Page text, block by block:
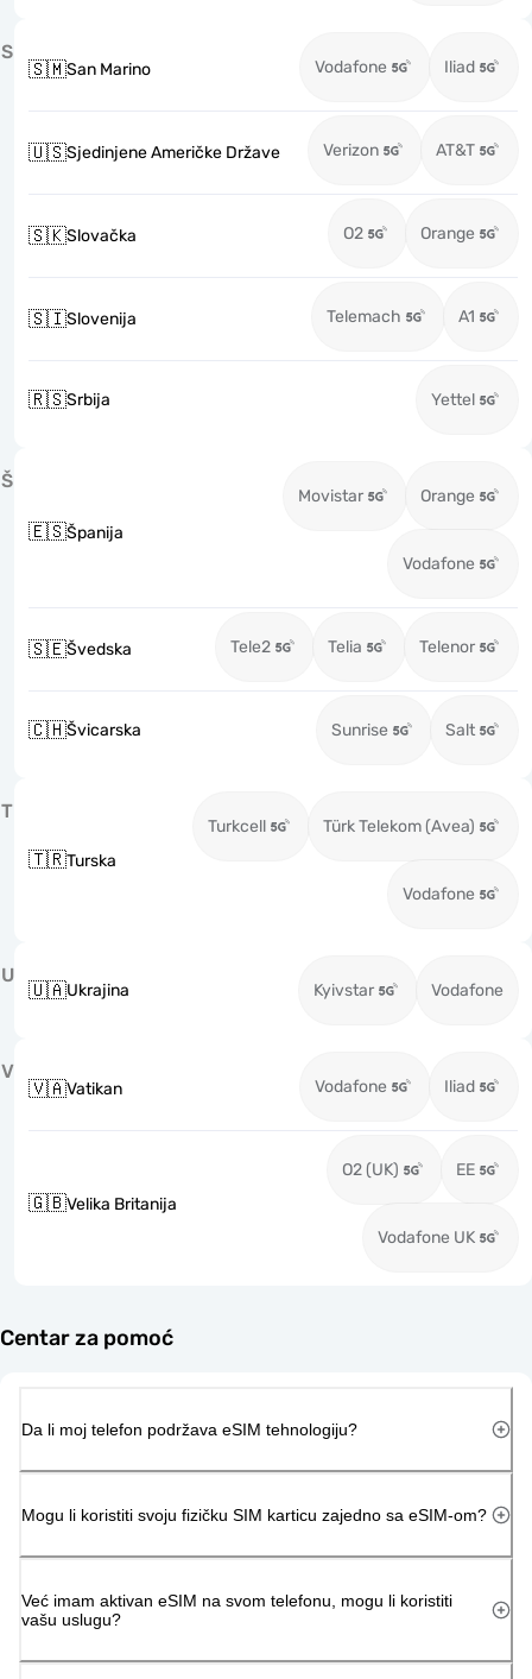
S
🇸🇲San Marino Vodafone Iliad
🇺🇸Sjedinjene Američke Države Verizon AT&T
🇸🇰Slovačka O2 Orange
🇸🇮Slovenija Telemach A1
🇷🇸Srbija Yettel
Š
🇪🇸Španija
Movistar Orange
Vodafone
🇸🇪Švedska Tele2 Telia Telenor
🇨🇭Švicarska Sunrise Salt
T
🇹🇷Turska
Turkcell Türk Telekom (Avea)
Vodafone
U
🇺🇦Ukrajina Kyivstar Vodafone
V
🇻🇦Vatikan Vodafone Iliad
🇬🇧Velika Britanija
O2 (UK) EE
Vodafone UK
Centar za pomoć
Da li moj telefon podržava eSIM tehnologiju?
Mogu li koristiti svoju fizičku SIM karticu zajedno sa eSIM-om?
Već imam aktivan eSIM na svom telefonu, mogu li koristiti
vašu uslugu?